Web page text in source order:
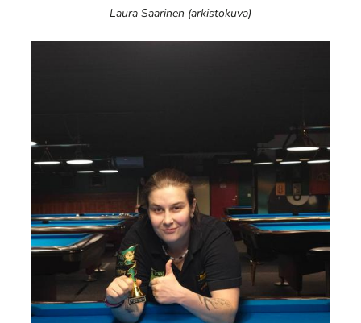
Laura Saarinen (arkistokuva)